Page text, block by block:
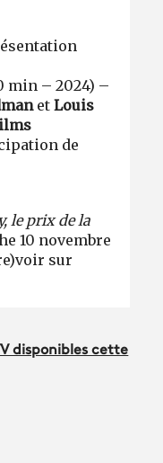
min – 2024) –
et Louis
de
le prix de la
10 novembre
sur
disponibles cette
cet article sur
cet article sur